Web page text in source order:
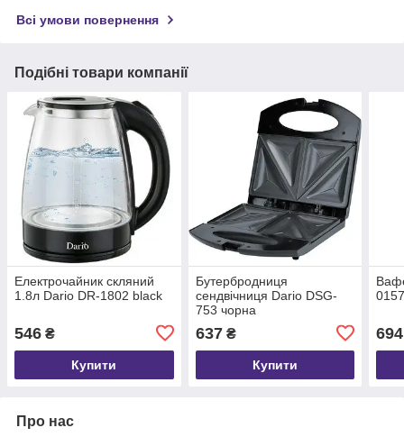
Всі умови повернення
Подібні товари компанії
Електрочайник скляний
1.8л Dario DR-1802 black
546 ₴
Купити
Бутербродниця
сендвічниця Dario DSG-
753 чорна
637₴
Купити
694
Про нас